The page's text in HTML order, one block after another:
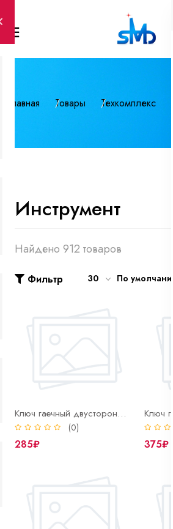
Главная Товары Техкомплекс
Инструмент
Найдено 912 товаров
Фильтр 30 По умолчанию
Ключ гаечный двусторонний 19х22
(0)
285₽ 375₽